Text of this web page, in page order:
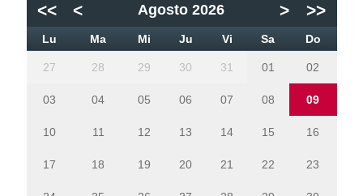
<< < Agosto 2026 > >>
Lu Ma Mi Ju Vi Sa Do
27 28 29 30 31 01 02
03 04 05 06 07 08 09
10 11 12 13 14 15 16
17 18 19 20 21 22 23